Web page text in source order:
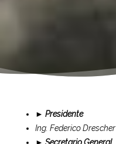
► Presidente
Ing. Federico Drescher